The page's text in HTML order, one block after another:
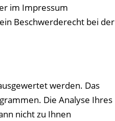
im Impressum
Beschwerderecht bei der
werden. Das
Die Analyse Ihres
nicht zu Ihnen